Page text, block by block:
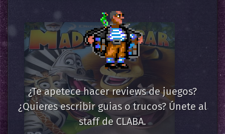
¿Te apetece hacer reviews de juegos?
¿Quieres escribir guias o trucos? Únete al
staff de CLABA.